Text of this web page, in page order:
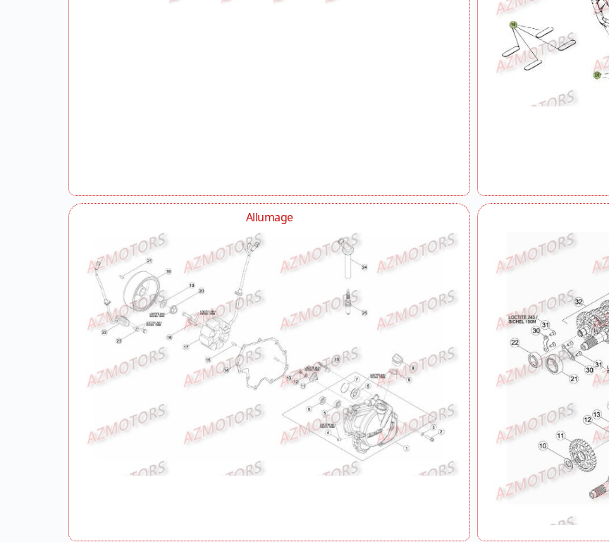
Installation De Refroidissement
Installation De Refroidissement 2
Installation Electrique
Outillage Special
Outillage Special 2
Roue Arriere Du No Serie 200955 A 250000
Roue Arriere Du No Serie 250001 A 260000
Roue Arriere Du No Serie 260001 A 270000
Roue Avant Du No Serie 200955 A 250000
Roue Avant Du No Serie 250001 A 260000
Roue Avant Du No Serie 260001 A 270000
Suspension Arriere
Transmission Principale Embrayage
Vilebrequin Piston Contre Arbre
Vilebrequin Piston Contre Arbre 2
Allumage